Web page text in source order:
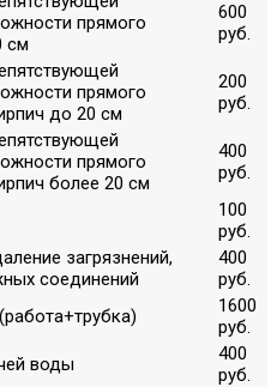
прямого
см
600
руб.
прямого
до 20 см
200
руб.
прямого
более 20 см
400
руб.
100
руб.
загрязнений,
соединений
400
руб.
1600
руб.
воды
400
руб.